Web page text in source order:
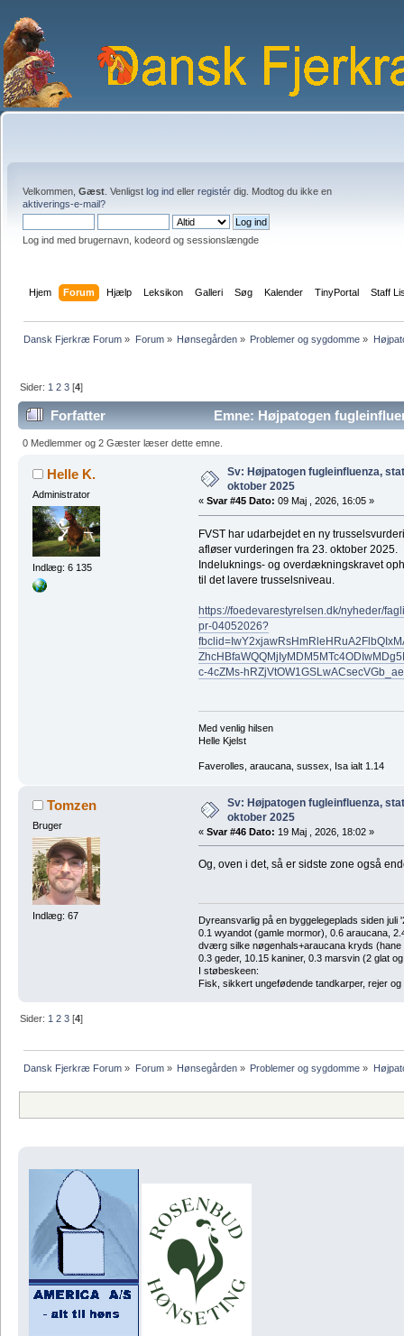
Velkommen, Gæst . Venligst log ind eller registér dig. Modtog du ikke en
aktiverings-e-mail?
Log ind med brugernavn, kodeord og sessionslængde
Hjem Forum Hjælp Leksikon Galleri Søg Kalender TinyPortal Staff
Dansk Fjerkræ Forum » Forum» Hønsegården» Problemer og sygdomme »
Sider: 1 2 3 [4]
Forfatter
Emne: Højpatogen
gange)
0 Medlemmer og 2 Gæster læser dette emne.
Helle K.
Administrator
Indlæg: 6 135
Sv: Højpatogen fugleinfluenza,
oktober 2025
« Svar #45 Dato: 09 Maj , 2026, 16:05 »
FVST har udarbejdet en ny
afløser vurderingen fra 23. oktober 2025.
Indeluknings- og overdækningskravet
til det lavere trusselsniveau.
https://foedevarestyrelsen.dk/nyheder/
pr-04052026?
c-4cZMs-
Med venlig hilsen
Helle Kjelst
Faverolles, araucana, sussex, Isa ialt 1.14
Tomzen
Bruger
Indlæg: 67
Sv: Højpatogen fugleinfluenza,
oktober 2025
« Svar #46 Dato: 19 Maj , 2026, 18:02 »
Og, oven i det, så er sidste zone også
Dyreansvarlig på en byggelegeplads siden juli
0.1 wyandot (gamle mormor), 0.6 araucana,
dværg silke nøgenhals+araucana kryds
0.3 geder, 10.15 kaniner, 0.3 marsvin (2 glat
I støbeskeen:
Fisk, sikkert ungefødende tandkarper, rejer
Sider: 1 2 3 [4]
Dansk Fjerkræ Forum » Forum» Hønsegården» Problemer og sygdomme »